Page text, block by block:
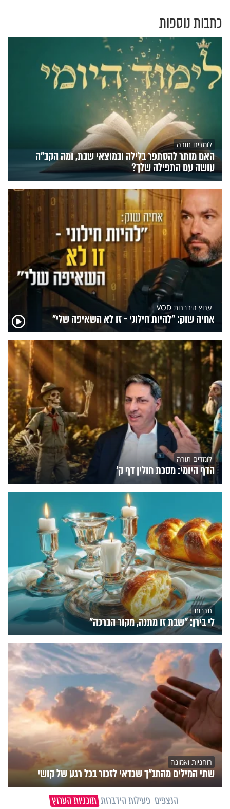
כתבות נוספות
לומדים תורה
האם מותר להסתפר בלילה ובמוצאי שבת, ומה הקב"ה
עושה עם התפילה שלך?
ערוץ הידברות VOD
אחיה שוק: "להיות חילוני - זו לא השאיפה שלי"
לומדים תורה
הדף היומי: מסכת חולין דף ק'
תרבות
לי בירן: "שבת זו מתנה, מקור הברכה"
רוחניות ואמונה
שתי המילים מהתנ"ך שכדאי לזכור בכל רגע של קושי
הנצפים פעילות הידברות תוכניות הערוץ